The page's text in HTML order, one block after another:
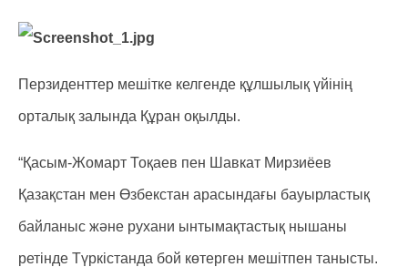
Перзиденттер мешітке келгенде құлшылық үйінің
орталық залында Құран оқылды.
“Қасым-Жомарт Тоқаев пен Шавкат Мирзиёев
Қазақстан мен Өзбекстан арасындағы бауырластық
байланыс және рухани ынтымақтастық нышаны
ретінде Түркістанда бой көтерген мешітпен танысты.